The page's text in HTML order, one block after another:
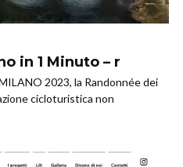
in 1 Minuto – r
2023, la Randonnée dei
cicloturistica non